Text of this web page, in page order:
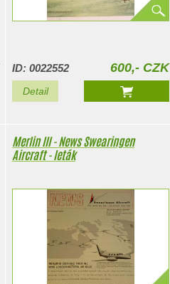
ID: 0022552 600,- CZK
Detail
Merlin III - News Swearingen
Aircraft - leták